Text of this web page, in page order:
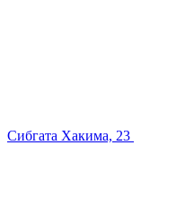
Сибгата Хакима, 23